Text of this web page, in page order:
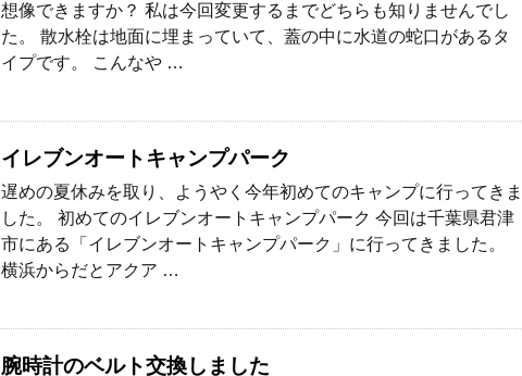
想像できますか？ 私は今回変更するまでどちらも知りませんでし
た。 散水栓は地面に埋まっていて、蓋の中に水道の蛇口があるタ
イプです。 こんなや …
イレブンオートキャンプパーク
遅めの夏休みを取り、ようやく今年初めてのキャンプに行ってきま
した。 初めてのイレブンオートキャンプパーク 今回は千葉県君津
市にある「イレブンオートキャンプパーク」に行ってきました。
横浜からだとアクア …
腕時計のベルト交換しました